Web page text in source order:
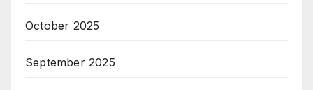
October 2025
September 2025